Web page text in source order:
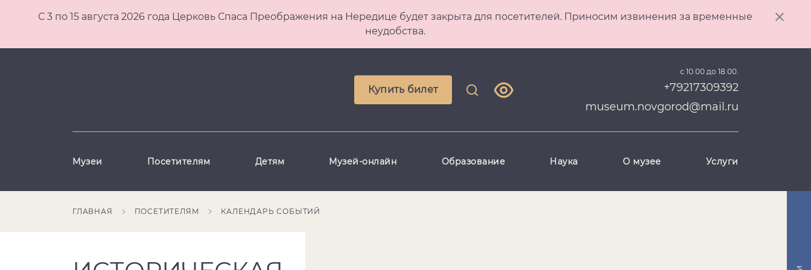
С 3 по 15 августа 2026 года Церковь Спаса Преображения на Нередице будет закрыта для посетителей. Приносим извинения за временные
неудобства.
Купить билет
с 10.00 до 18.00.
+79217309392
museum.novgorod@mail.ru
Музеи Посетителям Детям Музей-онлайн Образование Наука О музее Услуги
ГЛАВНАЯ ПОСЕТИТЕЛЯМ КАЛЕНДАРЬ СОБЫТИЙ